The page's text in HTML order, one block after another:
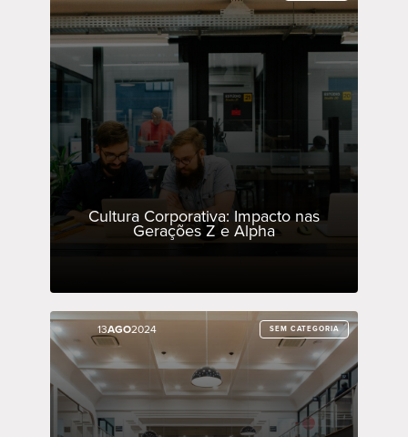
Cultura Corporativa: Impacto nas
Gerações Z e Alpha
13AGO2024 SEM CATEGORIA
13AGO2024 SEM CATEGORIA